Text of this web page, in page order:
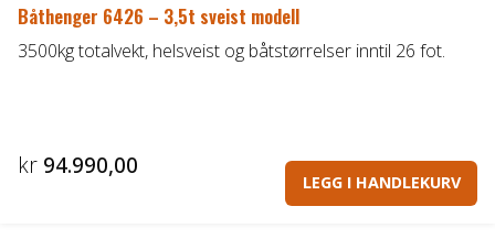
Båthenger 6426 – 3,5t sveist modell
3500kg totalvekt, helsveist og båtstørrelser inntil 26 fot.
kr 94.990,00
LEGG I HANDLEKURV